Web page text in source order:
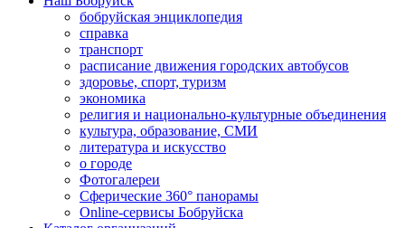
бобруйская энциклопедия
справка
транспорт
расписание движения городских автобусов
здоровье, спорт, туризм
экономика
религия и национально-культурные объединения
культура, образование, СМИ
литература и искусство
о городе
Фотогалереи
Сферические 360° панорамы
Online-сервисы Бобруйска